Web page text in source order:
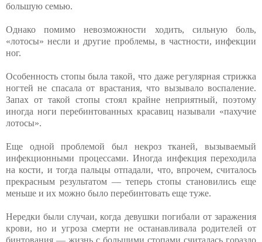
большую семью.
Однако помимо невозможности ходить, сильную боль,
«лотосы» несли и другие проблемы, в частности, инфекции
ног.
Особенность стопы была такой, что даже регулярная стрижка
ногтей не спасала от врастания, что вызывало воспаление.
Запах от такой стопы стоял крайне неприятный, поэтому
иногда ноги перебинтованных красавиц называли «пахучие
лотосы».
Еще одной проблемой был некроз тканей, вызываемый
инфекционными процессами. Иногда инфекция переходила
на кости, и тогда пальцы отпадали, что, впрочем, считалось
прекрасным результатом — теперь стопы становились еще
меньше и их можно было перебинтовать еще туже.
Нередки были случаи, когда девушки погибали от заражения
крови, но и угроза смерти не останавливала родителей от
бинтования — жизнь с большими стопами считалась гораздо